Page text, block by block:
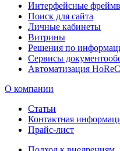
Интерфейсные
Поиск для сайта
Личные кабинеты
Витрины
Решения по
Сервисы
Автоматизация
О компании
Статьи
Контактная
Прайс-лист